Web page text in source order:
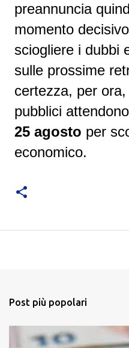
preannuncia
momento
sciogliere i dubbi
sulle prossime
certezza, per
pubblici
25 agosto per
economico.
Post più popolari